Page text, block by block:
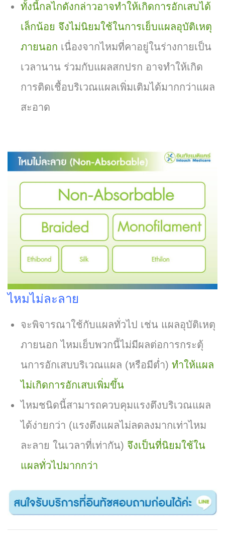
ทั้งนี้กลไกดังกล่าวอาจทำให้เกิดการอักเสบได้
เล็กน้อย จึงไม่นิยมใช้ในการเย็บแผลอุบัติเหตุ
ภายนอก เนื่องจากไหมที่คาอยู่ในร่างกายเป็น
เวลานาน ร่วมกับแผลสกปรก อาจทำให้เกิด
การติดเชื้อบริเวณแผลเพิ่มเติมได้มากกว่าแผล
สะอาด
ไหมไม่ละลาย
จะพิจารณาใช้กับแผลทั่วไป เช่น แผลอุบัติเหตุ
ภายนอก ไหมเย็บพวกนี้ไม่มีผลต่อการกระตุ้
นการอักเสบบริเวณแผล (หรือมีต่ำ) ทำให้แผล
ไม่เกิดการอักเสบเพิ่มขึ้น
ไหมชนิดนี้สามารถควบคุมแรงตึงบริเวณแผล
ได้ง่ายกว่า (แรงตึงแผลไม่ลดลงมากเท่าไหม
ละลาย ในเวลาที่เท่ากัน) จึงเป็นที่นิยมใช้ใน
แผลทั่วไปมากกว่า